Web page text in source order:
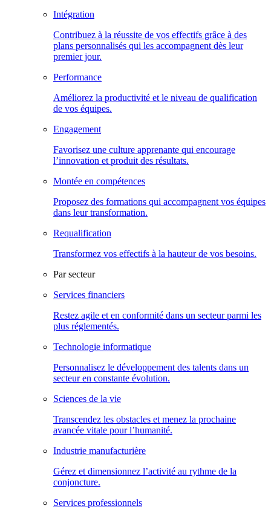
Intégration
Contribuez à la réussite de vos effectifs grâce à des
plans personnalisés qui les accompagnent dès leur
premier jour.
Performance
Améliorez la productivité et le niveau de qualification
de vos équipes.
Engagement
Favorisez une culture apprenante qui encourage
l’innovation et produit des résultats.
Montée en compétences
Proposez des formations qui accompagnent vos équipes
dans leur transformation.
Requalification
Transformez vos effectifs à la hauteur de vos besoins.
Par secteur
Services financiers
Restez agile et en conformité dans un secteur parmi les
plus réglementés.
Technologie informatique
Personnalisez le développement des talents dans un
secteur en constante évolution.
Sciences de la vie
Transcendez les obstacles et menez la prochaine
avancée vitale pour l’humanité.
Industrie manufacturière
Gérez et dimensionnez l’activité au rythme de la
conjoncture.
Services professionnels